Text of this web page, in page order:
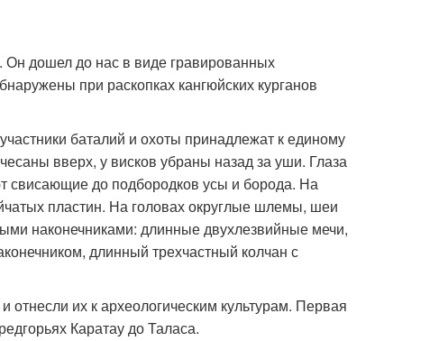
Он дошел до нас в виде гравированных
при раскопках кангюйских курганов
баталий и охоты принадлежат к единому
вверх, у висков убраны назад за уши. Глаза
свисающие до подбородков усы и борода. На
пластин. На головах округлые шлемы, шеи
наконечниками: длинные двухлезвийные мечи,
длинный трехчастный колчан с
их к археологическим культурам. Первая
Каратау до Таласа.